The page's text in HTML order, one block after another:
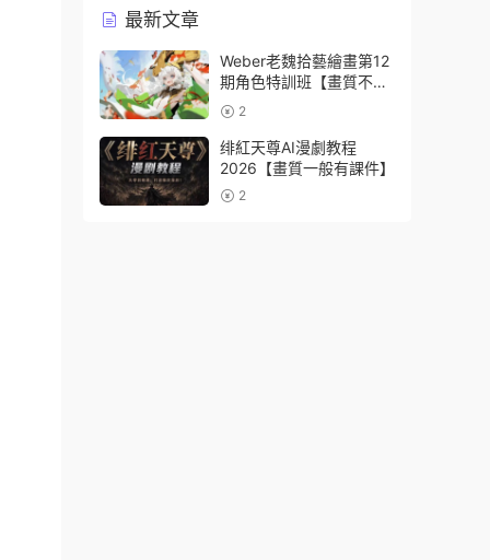
最新文章
Weber老魏拾藝繪畫第12
期角色特訓班【畫質不錯
隻有視頻】
2
绯紅天尊AI漫劇教程
2026【畫質一般有課件】
2